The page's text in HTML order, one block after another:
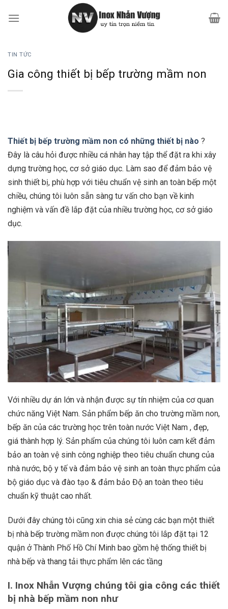
qua
TIN TỨC
Gia công thiết bị bếp trường mầm non
Thiết bị bếp trường mầm non có những thiết bị nào ?
Đây là câu hỏi được nhiều cá nhân hay tập thể đặt ra khi xây
dựng trường học, cơ sở giáo dục. Làm sao để đảm bảo vệ
sinh thiết bị, phù hợp với tiêu chuẩn vệ sinh an toàn bếp một
chiều, chúng tôi luôn sẵn sàng tư vấn cho bạn về kinh
nghiệm và vấn đề lắp đặt của nhiều trường học, cơ sở giáo
dục.
Với nhiều dự án lớn và nhận được sự tín nhiệm của cơ quan
chức năng Việt Nam. Sản phẩm bếp ăn cho trường mầm non,
bếp ăn của các trường học trên toàn nước Việt Nam , đẹp,
giá thành hợp lý. Sản phẩm của chúng tôi luôn cam kết đảm
bảo an toàn vệ sinh công nghiệp theo tiêu chuẩn chung của
nhà nước, bộ y tế và đảm bảo vệ sinh an toàn thực phẩm của
bộ giáo dục và đào tạo & đảm bảo Độ an toàn theo tiêu
chuẩn kỹ thuật cao nhất.
Dưới đây chúng tôi cũng xin chia sẻ cùng các bạn một thiết
bị nhà bếp trường mầm non được chúng tôi lắp đặt tại 12
quận ở Thành Phố Hồ Chí Minh bao gồm hệ thống thiết bị
nhà bếp và thang tải thực phẩm lên các tầng
I. Inox Nhẫn Vượng chúng tôi gia công các thiết
bị nhà bếp mầm non như